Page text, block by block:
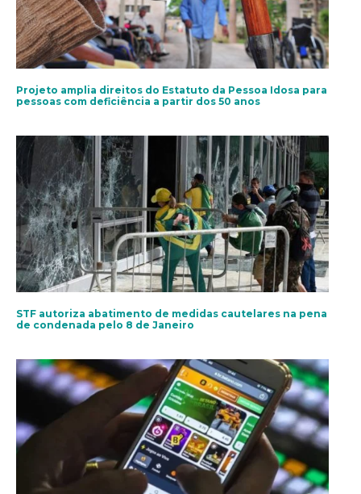
Projeto amplia direitos do Estatuto da Pessoa Idosa para
pessoas com deficiência a partir dos 50 anos
STF autoriza abatimento de medidas cautelares na pena
de condenada pelo 8 de Janeiro